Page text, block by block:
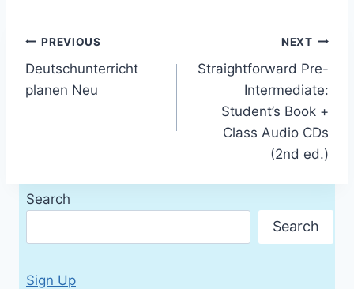
Post
navigation
PREVIOUS
Deutschunterricht
planen Neu
NEXT
Straightforward Pre-
Intermediate:
Student’s Book +
Class Audio CDs
(2nd ed.)
Search
Search
Sign Up